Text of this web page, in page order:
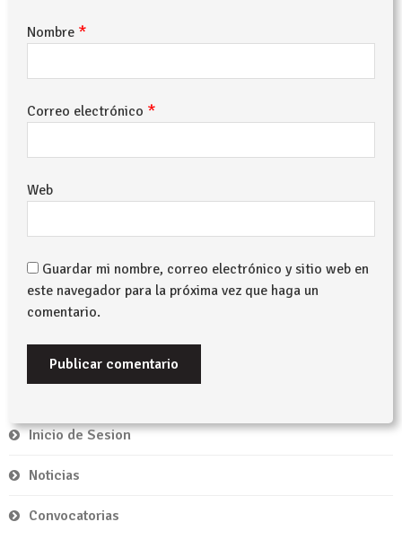
Nombre *
Correo electrónico *
Web
Guardar mi nombre, correo electrónico y sitio web en
este navegador para la próxima vez que haga un
comentario.
Inicio de Sesion
Noticias
Convocatorias